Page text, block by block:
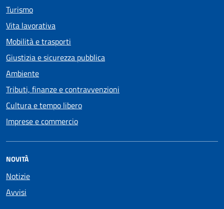
Turismo
Vita lavorativa
Mobilità e trasporti
Giustizia e sicurezza pubblica
Ambiente
Tributi, finanze e contravvenzioni
Cultura e tempo libero
Imprese e commercio
NOVITÀ
Notizie
Avvisi